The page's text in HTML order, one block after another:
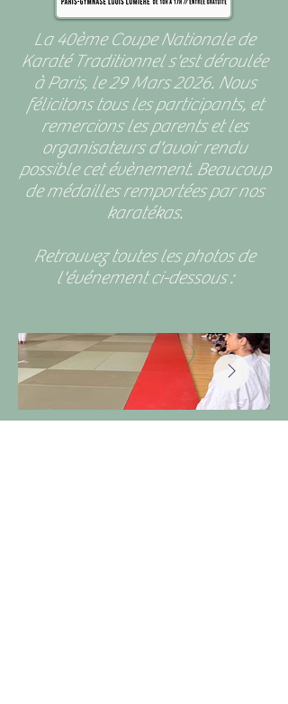
La 40ème Coupe Nationale de
Karaté Traditionnel s'est déroulée
à Paris, le 29 Mars 2026. Nous
félicitons tous les participants, et
remercions les parents et les
organisateurs d'avoir rendu
possible cet évènement. Beaucoup
de médailles remportées par nos
karatékas.
Retrouvez toutes les photos de
l'événement ci-dessous :